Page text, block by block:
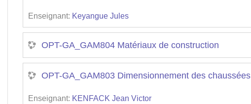
Enseignant: Keyangue Jules
OPT-GA_GAM804 Matériaux de construction
OPT-GA_GAM803 Dimensionnement des chaussées
Enseignant: KENFACK Jean Victor